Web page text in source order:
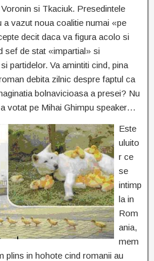
si Tkaciuk. Presedintele
a vazut noua coalitie numai «pe
decit daca va figura acolo si
sef de stat «impartial» si
partidelor. Va amintiti cind, pina
debita zilnic despre faptul ca
bolnavicioasa a presei? Nu
votat pe Mihai Ghimpu speaker…
Este
uluito
r ce
se
intimp
la in
Rom
ania,
mem
plins in hohote cind romanii au